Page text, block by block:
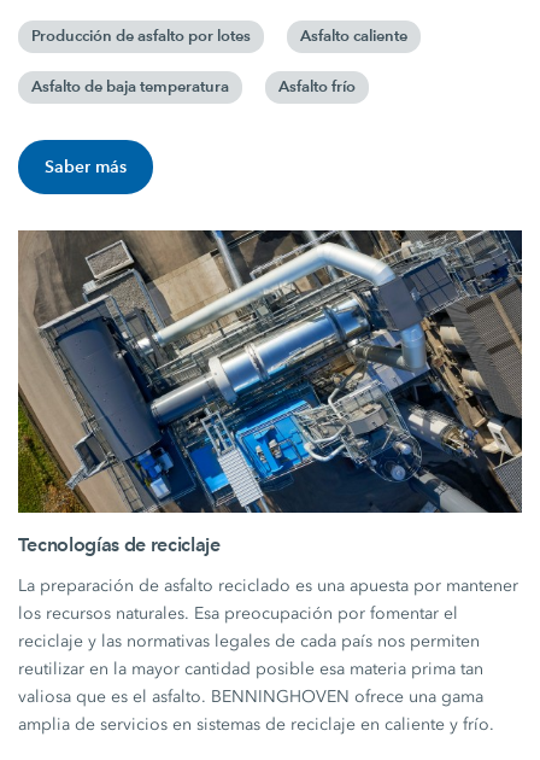
Producción de asfalto por lotes Asfalto caliente
Asfalto de baja temperatura Asfalto frío
Saber más
Tecnologías de reciclaje
La preparación de asfalto reciclado es una apuesta por mantener
los recursos naturales. Esa preocupación por fomentar el
reciclaje y las normativas legales de cada país nos permiten
reutilizar en la mayor cantidad posible esa materia prima tan
valiosa que es el asfalto. BENNINGHOVEN ofrece una gama
amplia de servicios en sistemas de reciclaje en caliente y frío.